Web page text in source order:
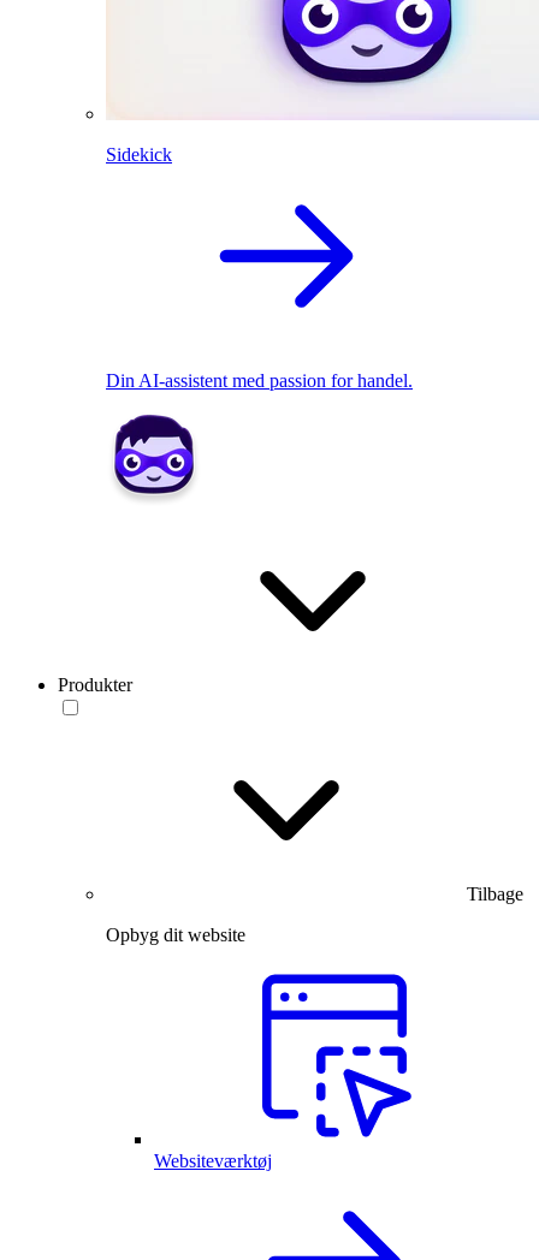
Sidekick
Din AI-assistent med passion for handel.
Produkter
Tilbage
Opbyg dit website
Websiteværktøj